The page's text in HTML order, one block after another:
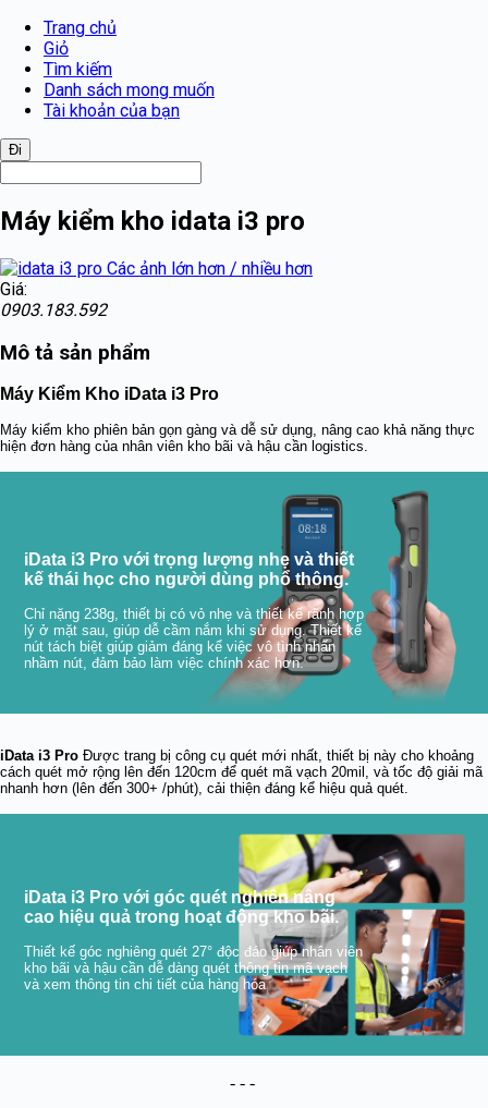
Trang chủ
Giỏ
Tìm kiếm
Danh sách mong muốn
Tài khoản của bạn
Máy kiểm kho idata i3 pro
Các ảnh lớn hơn / nhiều hơn
Giá:
0903.183.592
Mô tả sản phẩm
Máy Kiểm Kho iData i3 Pro
Máy kiểm kho phiên bản gọn gàng và dễ sử dụng, nâng cao khả năng thực
hiện đơn hàng của nhân viên kho bãi và hậu cần logistics.
iData i3 Pro với trọng lượng nhẹ và thiết
kế thái học cho người dùng phổ thông.
Chỉ nặng 238g, thiết bị có vỏ nhẹ và thiết kế rãnh hợp
lý ở mặt sau, giúp dễ cầm nắm khi sử dụng. Thiết kế
nút tách biệt giúp giảm đáng kể việc vô tình nhấn
nhầm nút, đảm bảo làm việc chính xác hơn.
iData i3 Pro Được trang bị công cụ quét mới nhất, thiết bị này cho khoảng
cách quét mở rộng lên đến 120cm để quét mã vạch 20mil, và tốc độ giải mã
nhanh hơn (lên đến 300+ /phút), cải thiện đáng kể hiệu quả quét.
iData i3 Pro với góc quét nghiên nâng
cao hiệu quả trong hoạt động kho bãi.
Thiết kế góc nghiêng quét 27° độc đáo giúp nhân viên
kho bãi và hậu cần dễ dàng quét thông tin mã vạch
và xem thông tin chi tiết của hàng hóa
- - -